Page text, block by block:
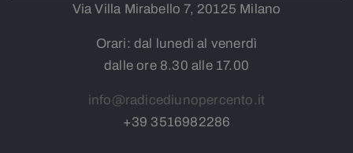
Via Villa Mirabello 7, 20125 Milano
Orari: dal lunedì al venerdì
dalle ore 8.30 alle 17.00
info@radicediunopercento.it
+39 3516982286